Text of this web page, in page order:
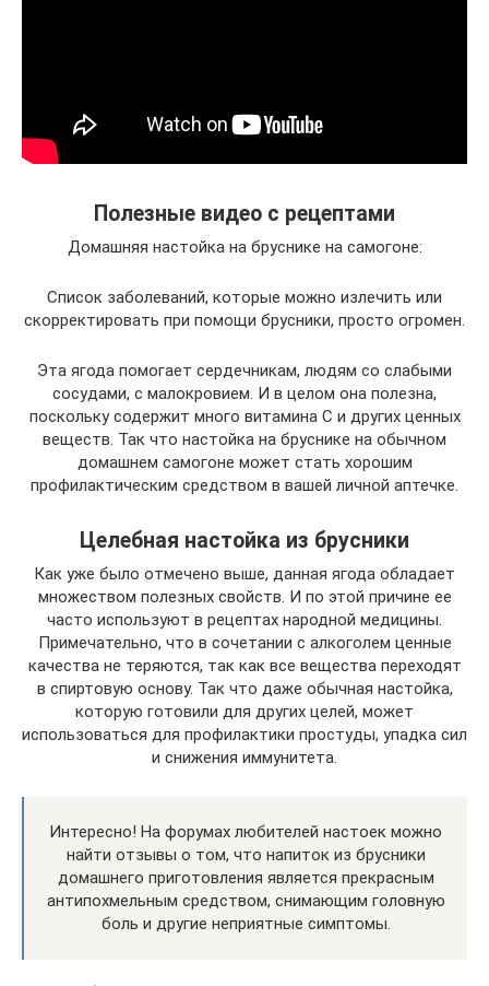
Полезные видео с рецептами
Домашняя настойка на бруснике на самогоне:
Список заболеваний, которые можно излечить или
скорректировать при помощи брусники, просто огромен.
Эта ягода помогает сердечникам, людям со слабыми
сосудами, с малокровием. И в целом она полезна,
поскольку содержит много витамина C и других ценных
веществ. Так что настойка на бруснике на обычном
домашнем самогоне может стать хорошим
профилактическим средством в вашей личной аптечке.
Целебная настойка из брусники
Как уже было отмечено выше, данная ягода обладает
множеством полезных свойств. И по этой причине ее
часто используют в рецептах народной медицины.
Примечательно, что в сочетании с алкоголем ценные
качества не теряются, так как все вещества переходят
в спиртовую основу. Так что даже обычная настойка,
которую готовили для других целей, может
использоваться для профилактики простуды, упадка сил
и снижения иммунитета.
Интересно! На форумах любителей настоек можно
найти отзывы о том, что напиток из брусники
домашнего приготовления является прекрасным
антипохмельным средством, снимающим головную
боль и другие неприятные симптомы.